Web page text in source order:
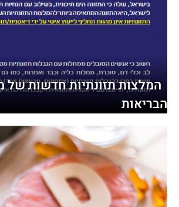
המלצות תזונתיות חדשות
הבריאות